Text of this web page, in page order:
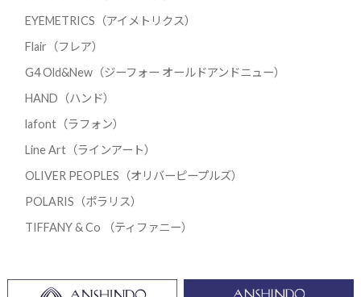
EYEMETRICS（アイメトリクス）
Flair（フレア）
G4 Old&New（ジーフォー オールドアンドニュー）
HAND（ハンド）
lafont（ラフォン）
Line Art（ラインアート）
OLIVER PEOPLES（オリバーピープルズ）
POLARIS（ポラリス）
TIFFANY & Co （ティファニー）